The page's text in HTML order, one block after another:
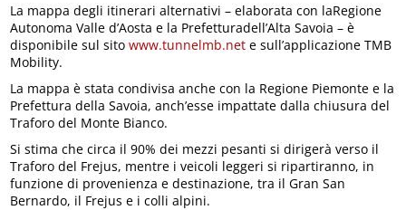
La mappa degli itinerari alternativi – elaborata con laRegione
Autonoma Valle d’Aosta e la Prefetturadell’Alta Savoia – è
disponibile sul sitowww.tunnelmb.net e sull’applicazione TMB
Mobility.
La mappa è stata condivisa anche con la Regione Piemonte e la
Prefettura della Savoia, anch’esse impattate dalla chiusura del
Traforo del Monte Bianco.
Si stima che circa il 90% dei mezzi pesanti si dirigerà verso il
Traforo del Frejus, mentre i veicoli leggeri si ripartiranno, in
funzione di provenienza e destinazione, tra il Gran San
Bernardo, il Frejus e i colli alpini.